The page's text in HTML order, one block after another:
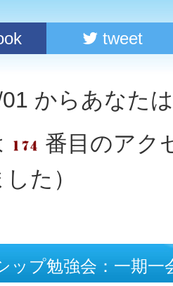
tweet
からあなた
番目のア
た）
ップ勉強会：一期一